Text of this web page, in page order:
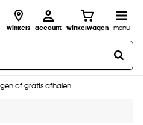
winkels account winkelwagen menu
of gratis afhalen